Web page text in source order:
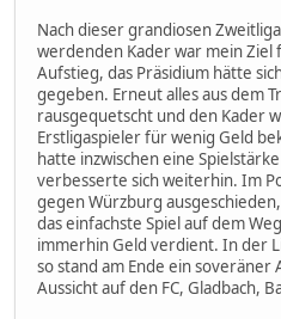
Nach dieser grandiosen
werdenden Kader war mein Ziel
Aufstieg, das Präsidium hätte
gegeben. Erneut alles aus dem
rausgequetscht und den Kader
Erstligaspieler für wenig Geld
hatte inzwischen eine
verbesserte sich weiterhin. Im
gegen Würzburg
das einfachste Spiel auf dem
immerhin Geld verdient. In der
so stand am Ende ein soveräner
Aussicht auf den FC, Gladbach,